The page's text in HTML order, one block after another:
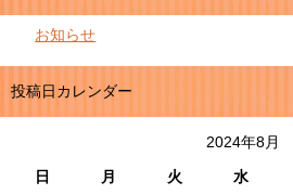
お知らせ
投稿日カレンダー
2024年8月
日
月 火 水